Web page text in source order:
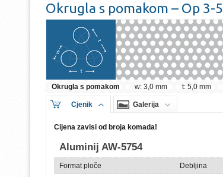
Okrugla s pomakom – Op 3-5
Okrugla s pomakom w: 3,0 mm t: 5,0 mm
Cjenik Galerija
Cijena zavisi od broja komada!
Aluminij AW-5754
Format ploče Debljina